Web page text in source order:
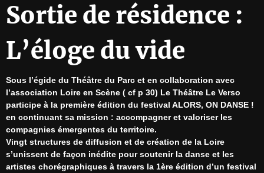
Sortie de résidence :
L’éloge du vide
Sous l’égide du Théâtre du Parc et en collaboration avec
l’association Loire en Scène ( cf p 30) Le Théâtre Le Verso
participe à la première édition du festival ALORS, ON DANSE !
en continuant sa mission : accompagner et valoriser les
compagnies émergentes du territoire.
Vingt structures de diffusion et de création de la Loire
s’unissent de façon inédite pour soutenir la danse et les
artistes chorégraphiques à travers la 1ère édition d’un festival